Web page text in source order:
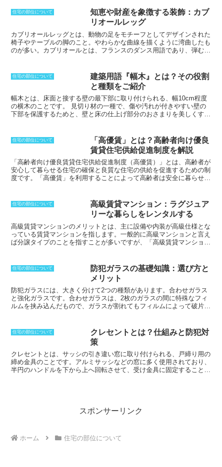
住宅の部位について
知恵や財産を象徴する装飾：カブ
リオールレッグ
カブリオールレッグとは、動物の足をモチーフとしてデザインされた
椅子やテーブルの脚のこと。やわらかな曲線を描くように湾曲したも
のが多い。 カブリオールとは、フランスのダンス用語であり、弾む、
の脚をもとにデザインされたものが多く、カブリオールレッグといえ
ば猫脚と訳されることも。
女性らしいデザインになるが、龍が卵をつ
かんでいるような強いデザインも作られている。
は、知恵や財産といった意味を込められており、アンティーク家具の
中でも人気が高い。意匠的な部分は強いものの、強度も考え作られて
いる。
住宅の部位について
建築用語『幅木』とは？その役割
と種類をご紹介
幅木とは、床面と接する壁の最下部に取り付けられる、幅10cm程度
の横木のことです。
見切り材の一種で、傷や汚れが付きやすい壁の
下部を保護するためと、壁と床の仕上げ部分のおさまりを美しくする
合わせてキャビネット単位に装着されるものと、長尺型として複数の
キャビネットにわたって取り付けられるものがあります。「台輪前
板」と呼ばれることもあるようです。
住宅の部位について
「高優賃」とは？高齢者向け優良
賃貸住宅供給促進制度を解説
「高齢者向け優良賃貸住宅供給促進制度（高優賃）
」とは、高齢者が
安心して暮らせる住宅の確保と良質な住宅の供給を促進するための制
度です。
「高優賃」を利用することによって高齢者は安全に暮らせる
ことが多く、緊急時における対応サービスなども設定されているため
安心の生活を手に入れることが可能です。他にも様々な付加価値を設
定した住宅を提供してもらうことができ、支援を受けながら自立した
生活を送ることができます。高齢者がより良い環境で安心安全に暮ら
すための制度です。ただし、2011年に高専賃、高円賃と供に「サー
ビス付き高齢者向け住宅」に一本化されました。
住宅の部位について
高級賃貸マンション：ラグジュア
リーな暮らしをレンタルする
高級賃貸マンションのメリット とは、主に設備や内装が高級仕様とな
っている賃貸マンションを指します。一般的に高級マンションと言え
ば分譲タイプのことを指すことが多いですが、「高級賃貸マンショ
に入る必要もなく、煩わしい付き合いをする必要がありません。ま
た、新たに気になった「高級賃貸マンション」があれば引越すことが
できるのが賃貸の魅力です。分譲マンションだとそのつど、売却の手
続きや借入金を返済するなどを行なう必要があるため、身軽と言える
でしょう。なお、内装はラグジュアリーな造りとなっているところが
多く、物件によってはコンシェルジュが常駐している「高級賃貸マン
住宅の部位について
防犯ガラスの基礎知識：選び方と
メリット
防犯ガラスには、大きく分けて2つの種類があります。合わせガラス
と強化ガラスです。合わせガラスは、2枚のガラスの間に特殊なフィ
ルムを挟み込んだもので、ガラスが割れてもフィルムによって破片が
れた場合でも、小さな破片に砕けるため、被害を最小限に抑えること
ができます。
住宅の部位について
クレセントとは？仕組みと防犯対
策
クレセントとは、サッシの引き違い窓に取り付けられる、戸締り用の
締め金具のことです。アルミサッシなどの窓に多く使用されており、
半円のハンドルを下から上へ回転させて、受け金具に固定することで
る反面、その単純さゆえに防犯性は低く、クレセント付近のガラスを
割って簡単に侵入されてしまうケースが増加しています。そのため、
になりました。また、防犯シートや補助鍵などを併用して、クレセン
トの防犯性を高める対策も必要です。
スポンサーリンク
ホーム 住宅の部位について